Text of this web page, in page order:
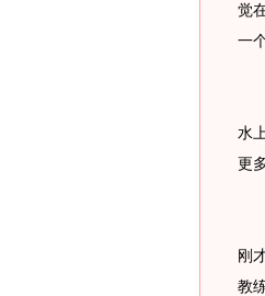
觉
一
郁
水
更
主
刚
教